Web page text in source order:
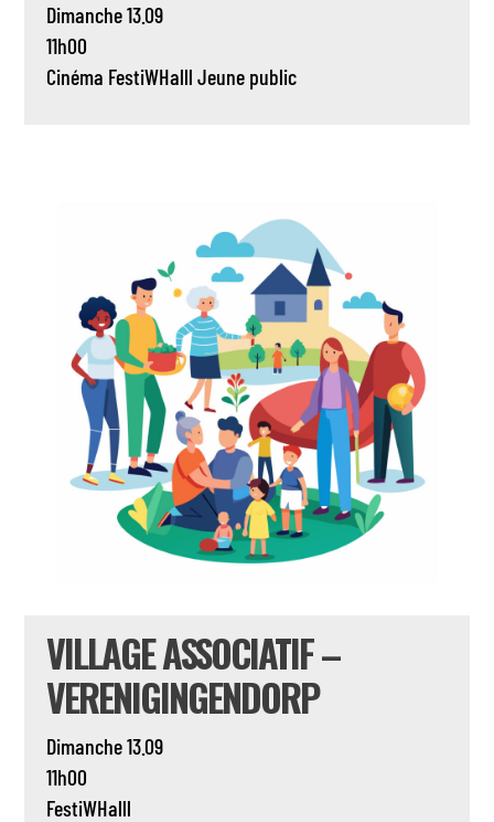
Dimanche 13.09
11h00
Cinéma FestiWHalll Jeune public
VILLAGE ASSOCIATIF –
VERENIGINGENDORP
Dimanche 13.09
11h00
FestiWHalll